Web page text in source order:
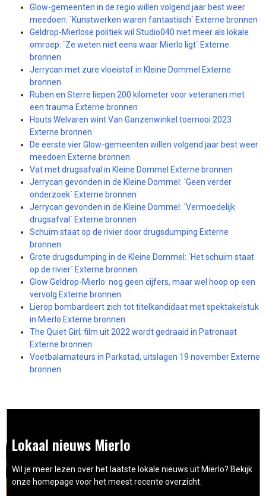
Glow-gemeenten in de regio willen volgend jaar best weer
meedoen: `Kunstwerken waren fantastisch` Externe bronnen
Geldrop-Mierlose politiek wil Studio040 niet meer als lokale
omroep: `Ze weten niet eens waar Mierlo ligt` Externe
bronnen
Jerrycan met zure vloeistof in Kleine Dommel Externe
bronnen
Ruben en Sterre liepen 200 kilometer voor veteranen met
een trauma Externe bronnen
Houts Welvaren wint Van Ganzenwinkel toernooi 2023
Externe bronnen
De eerste vier Glow-gemeenten willen volgend jaar best weer
meedoen Externe bronnen
Vat met drugsafval in Kleine Dommel Externe bronnen
Jerrycan gevonden in de Kleine Dommel: ´Geen verder
onderzoek´ Externe bronnen
Jerrycan gevonden in de Kleine Dommel: ´Vermoedelijk
drugsafval´ Externe bronnen
Schuim staat op de rivier door drugsdumping Externe
bronnen
Grote drugsdumping in de Kleine Dommel: ´Het schuim staat
op de rivier´ Externe bronnen
Glow Geldrop-Mierlo: nog geen cijfers, maar wel hoop op een
vervolg Externe bronnen
Lierop bombardeert zich tot titelkandidaat met spektakelstuk
in Mierlo Externe bronnen
The Quiet Girl; film uit 2022 wordt gedraaid in Patronaat
Externe bronnen
Voetbalamateurs in Parkstad, uitslagen 19 november Externe
bronnen
Lokaal nieuws Mierlo
Wil je meer lezen over het laatste lokale nieuws uit Mierlo? Bekijk
onze homepage voor het meest recente overzicht.